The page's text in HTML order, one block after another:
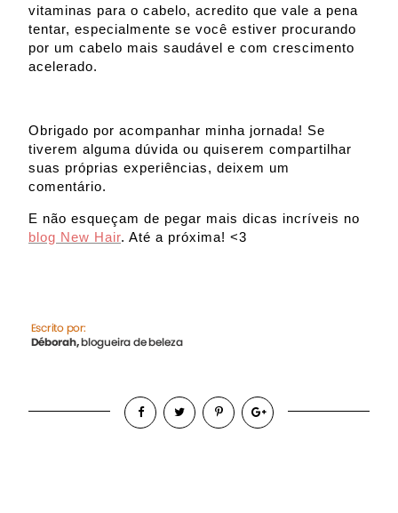
vitaminas para o cabelo, acredito que vale a pena
tentar, especialmente se você estiver procurando
por um cabelo mais saudável e com crescimento
acelerado.
Obrigado por acompanhar minha jornada! Se
tiverem alguma dúvida ou quiserem compartilhar
suas próprias experiências, deixem um
comentário.
E não esqueçam de pegar mais dicas incríveis no
blog New Hair. Até a próxima! <3